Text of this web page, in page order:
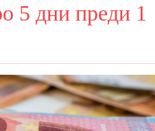
5 дни преди 1